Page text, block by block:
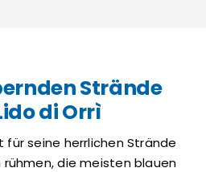
Strände
di Orrì
für seine herrlichen Strände
rühmen, die meisten blauen